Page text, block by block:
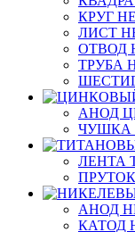
КРУГ
ЛИСТ
ОТВОД
ТРУБА
АНОД
ЧУШКА
ЛЕНТА
АНОД
КАТОД